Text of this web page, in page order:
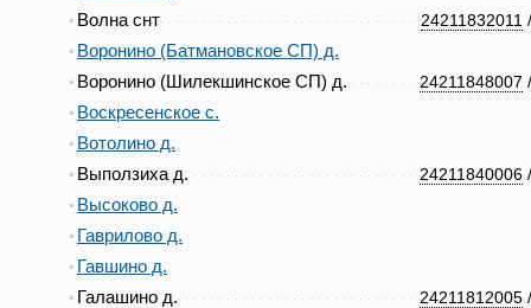
24211832011
Волна снт
Воронино (Батмановское СП) д.
24211848007
Воронино (Шилекшинское СП) д.
Воскресенское с.
Вотолино д.
24211840006
Выползиха д.
Высоково д.
Гаврилово д.
Гавшино д.
24211812005
Галашино д.